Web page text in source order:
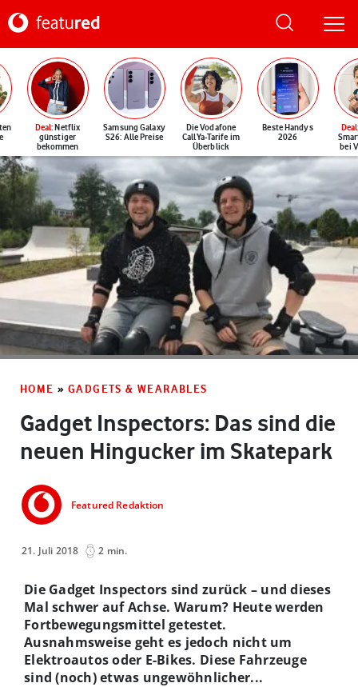
Deal: Netflix
günstiger
bekommen
Samsung Galaxy
S26: Alle Preise
Die Vodafone
CallYa-Tarife im
Überblick
Beste Handys
2026
Deal
bei
HOME » GADGETS & WEARABLES
Gadget Inspectors: Das sind die
neuen Hingucker im Skatepark
Featured Redaktion
21. Juli 2018 2 min.
Die Gadget Inspectors sind zurück – und dieses
Mal schwer auf Achse. Warum? Heute werden
Fortbewegungsmittel getestet.
Ausnahmsweise geht es jedoch nicht um
Elektroautos oder E-Bikes. Diese Fahrzeuge
sind (noch) etwas ungewöhnlicher...